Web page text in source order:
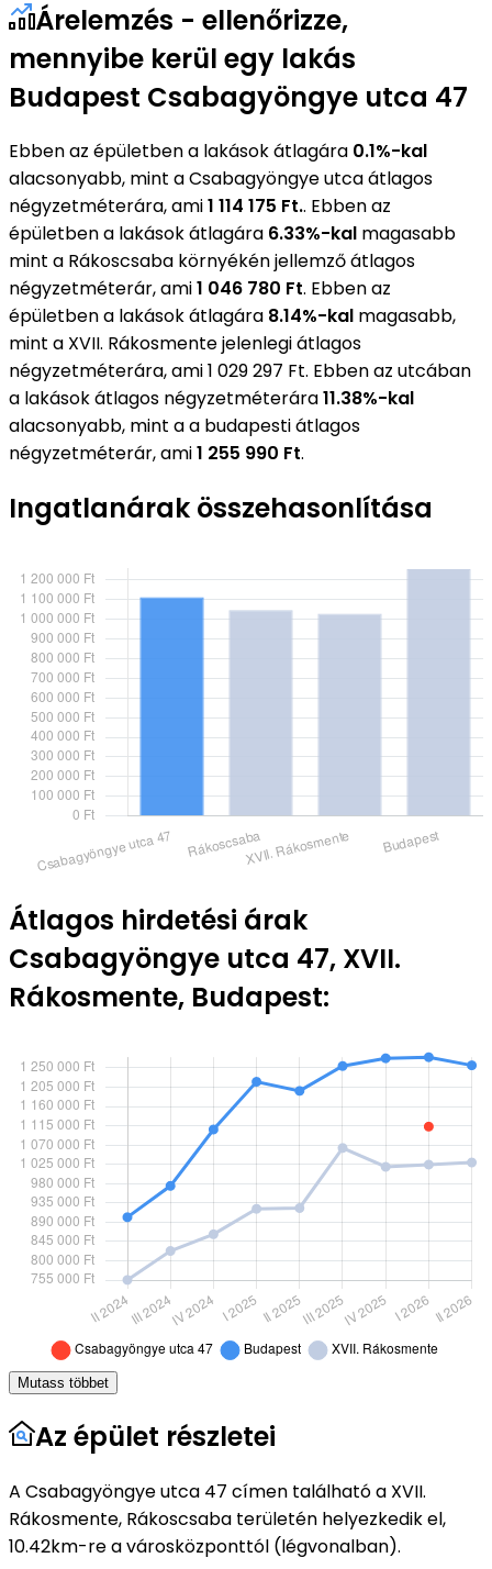
Árelemzés - ellenőrizze,
mennyibe kerül egy lakás
Budapest Csabagyöngye utca 47
Ebben az épületben a lakások átlagára 0.1%-kal
alacsonyabb, mint a Csabagyöngye utca átlagos
négyzetméterára, ami1 114 175 Ft.. Ebben az
épületben a lakások átlagára 6.33%-kal magasabb
mint a Rákoscsaba környékén jellemző átlagos
négyzetméterár, ami1 046 780 Ft. Ebben az
épületben a lakások átlagára 8.14%-kal magasabb,
mint a XVII. Rákosmente jelenlegi átlagos
négyzetméterára, ami 1 029 297 Ft. Ebben az utcában
a lakások átlagos négyzetméterára11.38%-kal
alacsonyabb, mint a a budapesti átlagos
négyzetméterár, ami1 255 990 Ft.
Ingatlanárak összehasonlítása
Átlagos hirdetési árak
Csabagyöngye utca 47, XVII.
Rákosmente, Budapest:
Mutass többet
Az épület részletei
A Csabagyöngye utca 47 címen található a XVII.
Rákosmente, Rákoscsaba területén helyezkedik el,
10.42km-re a városközponttól (légvonalban).